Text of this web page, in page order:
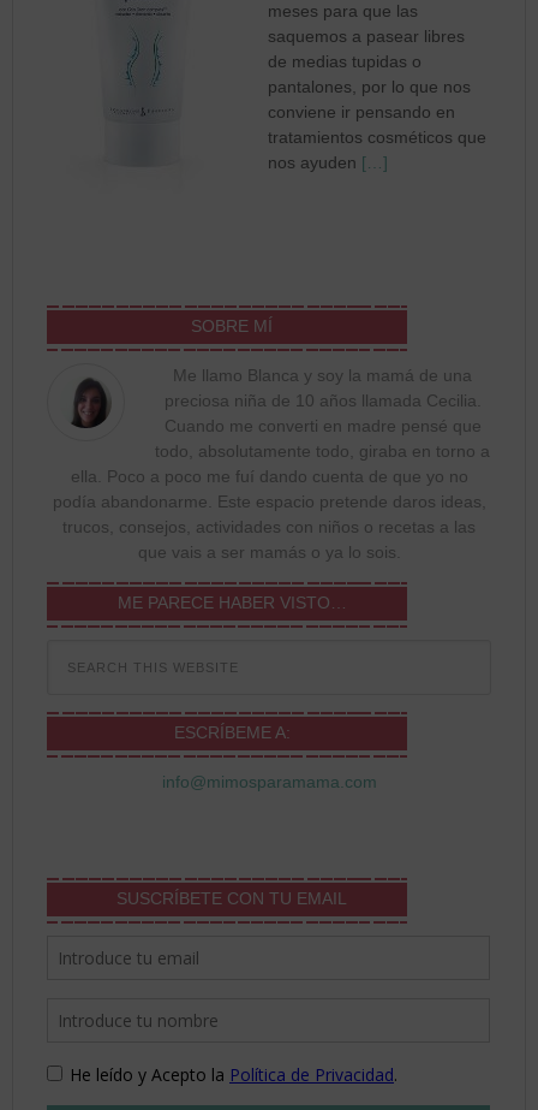
meses para que las
saquemos a pasear libres
de medias tupidas o
pantalones, por lo que nos
conviene ir pensando en
tratamientos cosméticos que
nos ayuden […]
SOBRE MÍ
Me llamo Blanca y soy la mamá de una
preciosa niña de 10 años llamada Cecilia.
Cuando me converti en madre pensé que
todo, absolutamente todo, giraba en torno a
ella. Poco a poco me fuí dando cuenta de que yo no
podía abandonarme. Este espacio pretende daros ideas,
trucos, consejos, actividades con niños o recetas a las
que vais a ser mamás o ya lo sois.
ME PARECE HABER VISTO…
ESCRÍBEME A:
info@mimosparamama.com
SUSCRÍBETE CON TU EMAIL